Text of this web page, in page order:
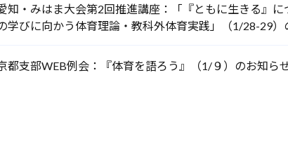
知・みはま大会第2回推進講座：「『ともに生きる』に
学びに向かう体育理論・教科外体育実践」（1/28-29）
都支部WEB例会：『体育を語ろう』（1/９）のお知ら